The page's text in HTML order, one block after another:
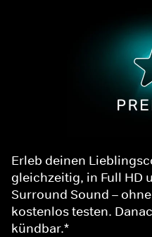
Erleb deinen
gleichzeitig, in Full HD
Surround Sound –
kostenlos testen.
kündbar.*